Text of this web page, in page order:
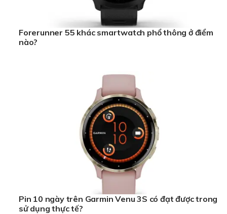
Forerunner 55 khác smartwatch phổ thông ở điểm
nào?
Pin 10 ngày trên Garmin Venu 3S có đạt được trong
sử dụng thực tế?